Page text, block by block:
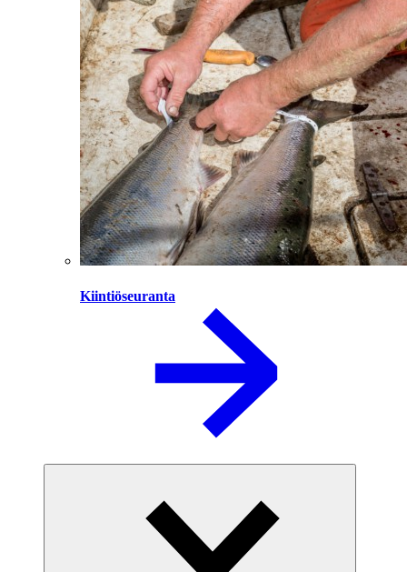
Kiintiöseuranta